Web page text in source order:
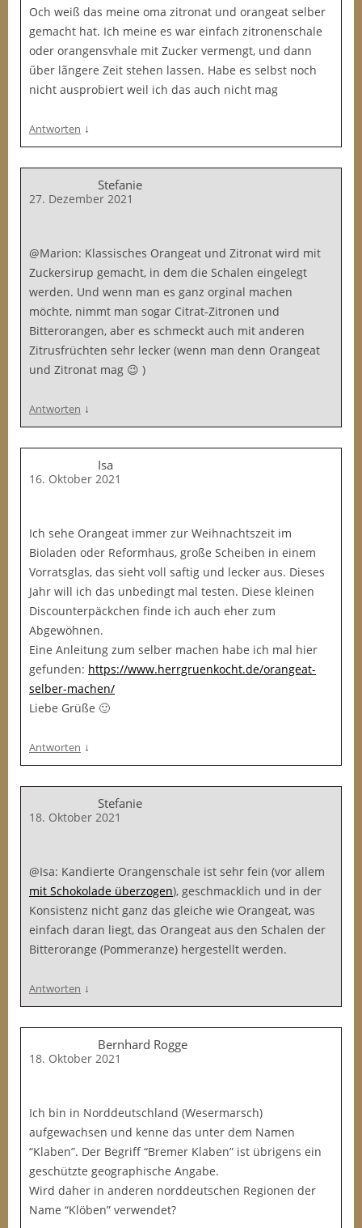
Och weiß das meine oma zitronat und orangeat selber
gemacht hat. Ich meine es war einfach zitronenschale
oder orangensvhale mit Zucker vermengt, und dann
űber lãngere Zeit stehen lassen. Habe es selbst noch
nicht ausprobiert weil ich das auch nicht mag
Antworten ↓
Stefanie
27. Dezember 2021
@Marion: Klassisches Orangeat und Zitronat wird mit
Zuckersirup gemacht, in dem die Schalen eingelegt
werden. Und wenn man es ganz orginal machen
möchte, nimmt man sogar Citrat-Zitronen und
Bitterorangen, aber es schmeckt auch mit anderen
Zitrusfrüchten sehr lecker (wenn man denn Orangeat
und Zitronat mag 😉 )
Antworten ↓
Isa
16. Oktober 2021
Ich sehe Orangeat immer zur Weihnachtszeit im
Bioladen oder Reformhaus, große Scheiben in einem
Vorratsglas, das sieht voll saftig und lecker aus. Dieses
Jahr will ich das unbedingt mal testen. Diese kleinen
Discounterpäckchen finde ich auch eher zum
Abgewöhnen.
Eine Anleitung zum selber machen habe ich mal hier
gefunden: https://www.herrgruenkocht.de/orangeat-
selber-machen/
Liebe Grüße 🙂
Antworten ↓
Stefanie
18. Oktober 2021
@Isa: Kandierte Orangenschale ist sehr fein (vor allem
mit Schokolade überzogen), geschmacklich und in der
Konsistenz nicht ganz das gleiche wie Orangeat, was
einfach daran liegt, das Orangeat aus den Schalen der
Bitterorange (Pommeranze) hergestellt werden.
Antworten ↓
Bernhard Rogge
18. Oktober 2021
Ich bin in Norddeutschland (Wesermarsch)
aufgewachsen und kenne das unter dem Namen
“Klaben”. Der Begriff “Bremer Klaben” ist übrigens ein
geschützte geographische Angabe.
Wird daher in anderen norddeutschen Regionen der
Name “Klöben” verwendet?